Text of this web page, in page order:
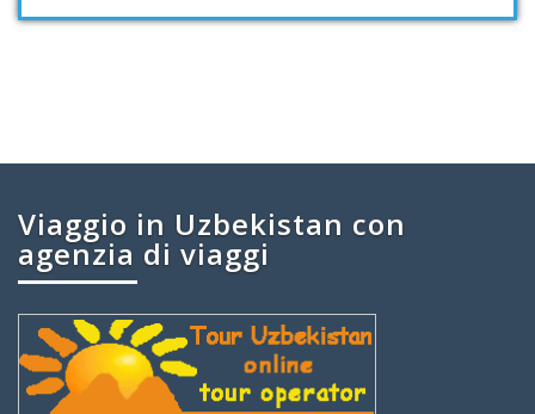
Viaggio in Uzbekistan con
agenzia di viaggi